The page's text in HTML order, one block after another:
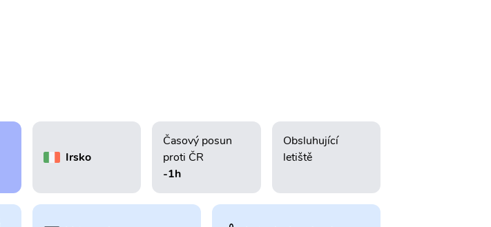
Irsko
Časový posun
proti ČR
-1h
Obsluhující
letiště